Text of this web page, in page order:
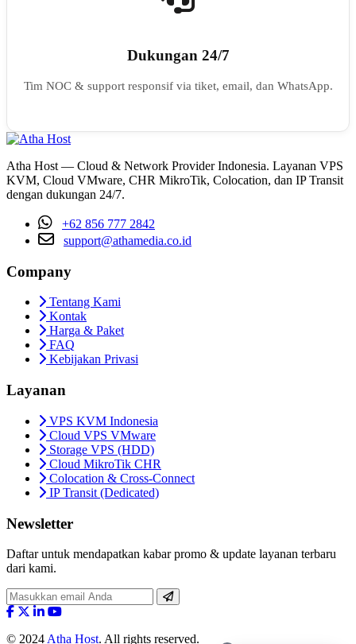
Dukungan 24/7
Tim NOC & support responsif via tiket, email, dan WhatsApp.
Atha Host — Cloud & Network Provider Indonesia. Layanan VPS
KVM, Cloud VMware, CHR MikroTik, Colocation, dan IP Transit
dengan dukungan 24/7.
+62 856 777 2842
support@athamedia.co.id
Company
Tentang Kami
Kontak
Harga & Paket
FAQ
Kebijakan Privasi
Layanan
VPS KVM Indonesia
Cloud VPS VMware
Storage VPS (HDD)
Cloud MikroTik CHR
Colocation & Cross-Connect
IP Transit (Dedicated)
Newsletter
Daftar untuk mendapatkan kabar promo & update layanan terbaru
dari kami.
© 2024 Atha Host. All rights reserved.